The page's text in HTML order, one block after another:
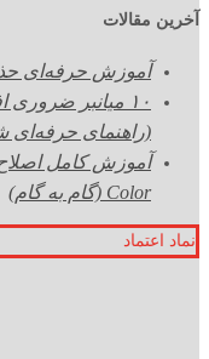
آخرین مقالات
آموزش حرفه‌ای
۱۰ میانبر
(راهنمای حرفه‌ای
Color (گام به گام)
نماد اعتماد